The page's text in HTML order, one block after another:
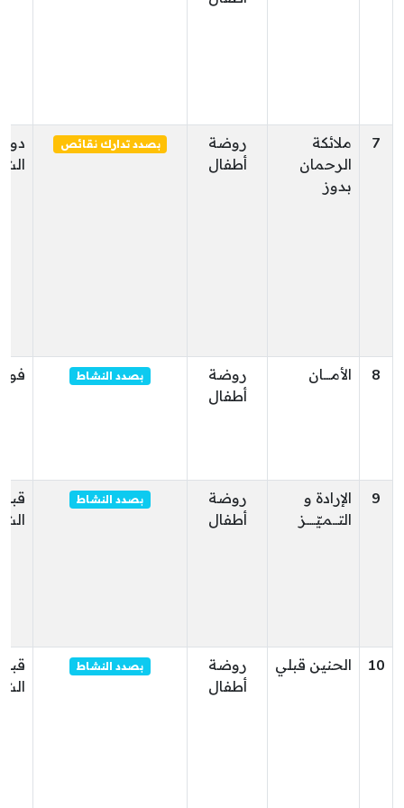
7
ملائكة
الرحمان
بدوز
روضة
أطفال
بصدد تدارك نقائص
دوز
8 الأمــــان
روضة
أطفال
بصدد النشاط
9
الإرادة و
التـــمـيّـــــز
روضة
أطفال
بصدد النشاط
10 الحنين قبلي
روضة
أطفال
بصدد النشاط